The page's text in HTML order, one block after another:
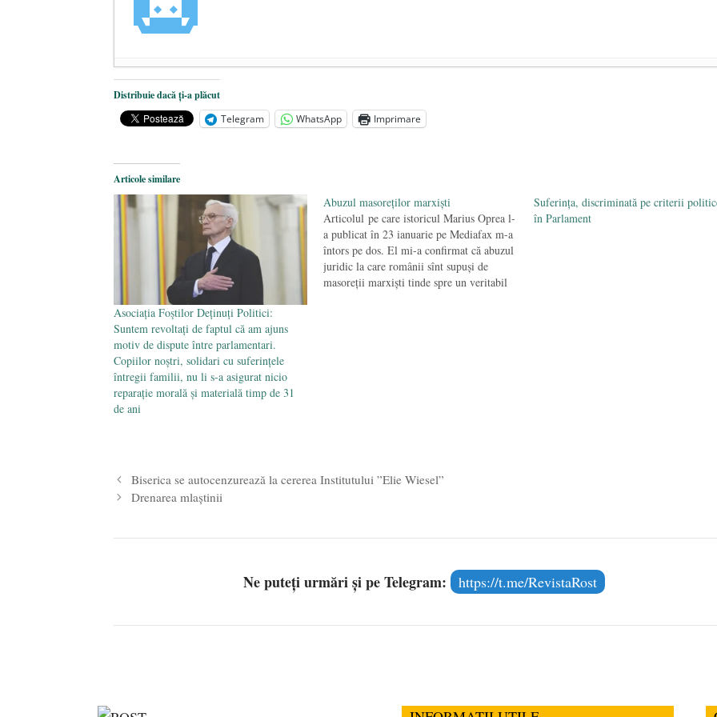
Mărturisire. Despre Mișcarea Legionară și alte sperietori ale acestor zile
A mai plecat un luptător făgărăşean. Vasile Bucelea: Prezent!
STRIGOIUL - 4 iulie 2024
Distribuie dacă ți-a plăcut
Telegram
WhatsApp Imprimare
Articole similare
Asociația Foștilor Deținuți Politici:
Suntem revoltați de faptul că am ajuns
motiv de dispute între parlamentari.
Copiilor noștri, solidari cu suferințele
întregii familii, nu li s-a asigurat nicio
reparație morală și materială timp de 31
de ani
Abuzul masoreților marxiști
Articolul pe care istoricul Marius Oprea l-
a publicat în 23 ianuarie pe Mediafax m-a
întors pe dos. El mi-a confirmat că abuzul
juridic la care românii sînt supuși de
masoreții marxiști tinde spre un veritabil
Suferința, discriminată pe criterii
în Parlament
Biserica se autocenzurează la cererea Institutului ”Elie Wiesel”
Drenarea mlaştinii
Ne puteți urmări și pe Telegram: https://t.me/RevistaRost